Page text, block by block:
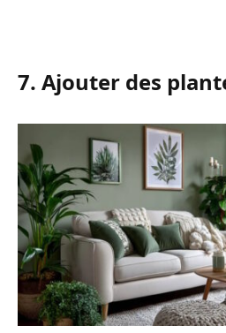
7. Ajouter des